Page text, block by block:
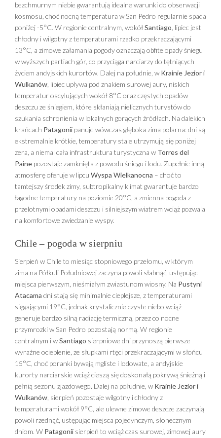
bezchmurnym niebie gwarantują idealne warunki do obserwacji
kosmosu, choć nocną temperatura w San Pedro regularnie spada
poniżej -5°C. W regionie centralnym, wokółSantiago , lipiec jest
chłodny i wilgotny z temperaturami rzadko przekraczającymi
13°C, a zimowe załamania pogody oznaczają obfite opady śniegu
w wyższych partiach gór, co przyciąga narciarzy do tętniących
życiem andyjskich kurortów. Dalej na południe, w Krainie Jezior i
Wulkanów , lipiec upływa pod znakiem surowej aury, niskich
temperatur oscylujących wokół 8°C oraz częstych opadów
deszczu ze śniegiem, które skłaniają nielicznych turystów do
szukania schronienia w lokalnych gorących źródłach. Na dalekich
krańcach Patagonii panuje wówczas głęboka zima polarna: dni są
ekstremalnie krótkie, temperatury stale utrzymują się poniżej
zera, a niemal cała infrastruktura turystyczna w Torres del
Paine pozostaje zamknięta z powodu śniegu i lodu. Zupełnie inną
atmosferę oferuje w lipcu Wyspa Wielkanocna – choć to
tamtejszy środek zimy, subtropikalny klimat gwarantuje bardzo
łagodne temperatury na poziomie 20°C, a zmienna pogoda z
przelotnymi opadami deszczu i silniejszym wiatrem wciąż pozwala
na komfortowe zwiedzanie wyspy.
Chile – pogoda w sierpniu
Sierpień w Chile to miesiąc stopniowego przełomu, w którym
zima na Półkuli Południowej zaczyna powoli słabnąć, ustępując
miejsca pierwszym, nieśmiałym zwiastunom wiosny. Na Pustyni
Atacama dni stają się minimalnie cieplejsze, z temperaturami
sięgającymi 19°C, jednak krystalicznie czyste niebo wciąż
generuje bardzo silną radiację termiczną, przez co nocne
przymrozki w San Pedro pozostają normą. W regionie
centralnym i wSantiago sierpniowe dni przynoszą pierwsze
wyraźne ocieplenie, ze słupkami rtęci przekraczającymi w słońcu
15°C, choć poranki bywają mgliste i lodowate, a andyjskie
kurorty narciarskie wciąż cieszą się doskonałą pokrywą śnieżną i
pełnią sezonu zjazdowego. Dalej na południe, w Krainie Jezior i
Wulkanów , sierpień pozostaje wilgotny i chłodny z
temperaturami wokół 9°C, ale ulewne zimowe deszcze zaczynają
powoli rzednąć, ustępując miejsca pojedynczym, słonecznym
dniom. W Patagonii sierpień to wciąż czas surowej, zimowej aury